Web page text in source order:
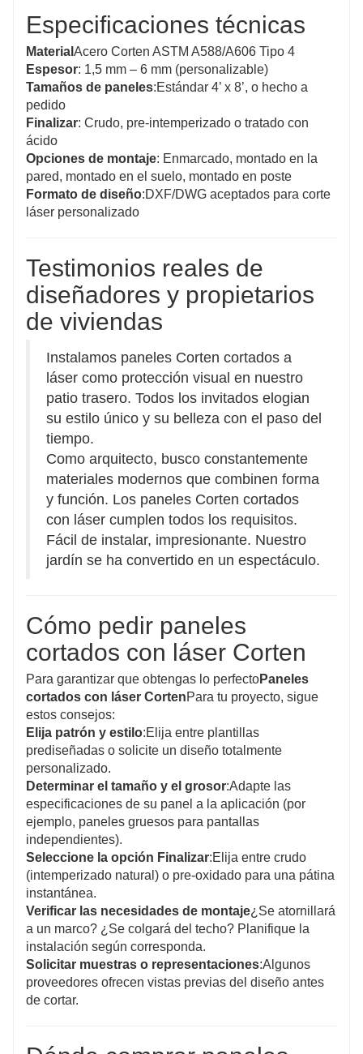
Especificaciones técnicas
Material Acero Corten ASTM A588/A606 Tipo 4
Espesor: 1,5 mm – 6 mm (personalizable)
Tamaños de paneles:Estándar 4’ x 8’, o hecho a
pedido
Finalizar: Crudo, pre-intemperizado o tratado con
ácido
Opciones de montaje: Enmarcado, montado en la
pared, montado en el suelo, montado en poste
Formato de diseño:DXF/DWG aceptados para corte
láser personalizado
Testimonios reales de
diseñadores y propietarios
de viviendas
Instalamos paneles Corten cortados a
láser como protección visual en nuestro
patio trasero. Todos los invitados elogian
su estilo único y su belleza con el paso del
tiempo.
Como arquitecto, busco constantemente
materiales modernos que combinen forma
y función. Los paneles Corten cortados
con láser cumplen todos los requisitos.
Fácil de instalar, impresionante. Nuestro
jardín se ha convertido en un espectáculo.
Cómo pedir paneles
cortados con láser Corten
Para garantizar que obtengas lo perfectoPaneles
cortados con láser CortenPara tu proyecto, sigue
estos consejos:
Elija patrón y estilo:Elija entre plantillas
prediseñadas o solicite un diseño totalmente
personalizado.
Determinar el tamaño y el grosor:Adapte las
especificaciones de su panel a la aplicación (por
ejemplo, paneles gruesos para pantallas
independientes).
Seleccione la opción Finalizar:Elija entre crudo
(intemperizado natural) o pre-oxidado para una pátina
instantánea.
Verificar las necesidades de montaje¿Se atornillará
a un marco? ¿Se colgará del techo? Planifique la
instalación según corresponda.
Solicitar muestras o representaciones:Algunos
proveedores ofrecen vistas previas del diseño antes
de cortar.